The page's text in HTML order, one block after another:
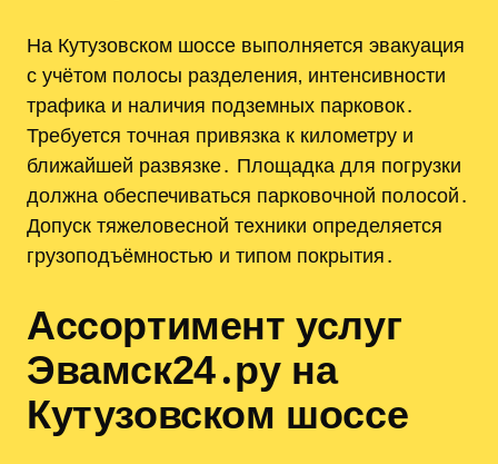
На Кутузовском шоссе выполняется эвакуация
с учётом полосы разделения‚ интенсивности
трафика и наличия подземных парковок․
Требуется точная привязка к километру и
ближайшей развязке․ Площадка для погрузки
должна обеспечиваться парковочной полосой․
Допуск тяжеловесной техники определяется
грузоподъёмностью и типом покрытия․
Ассортимент услуг
Эвамск24․ру на
Кутузовском шоссе